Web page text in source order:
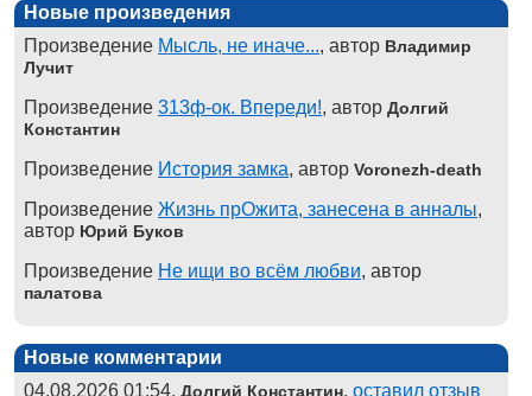
Новые произведения
Произведение Мысль, не иначе..., автор Владимир
Лучит
Произведение 313ф-ок. Впереди!, автор Долгий
Константин
Произведение История замка, автор Voronezh-death
Произведение Жизнь прОжита, занесена в анналы,
автор Юрий Буков
Произведение Не ищи во всём любви, автор
палатова
Новые комментарии
04.08.2026 01:54, Долгий Константин, оставил отзыв